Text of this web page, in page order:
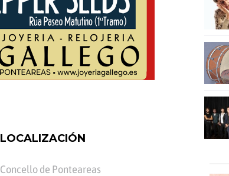
LOCALIZACIÓN
Concello de Ponteareas